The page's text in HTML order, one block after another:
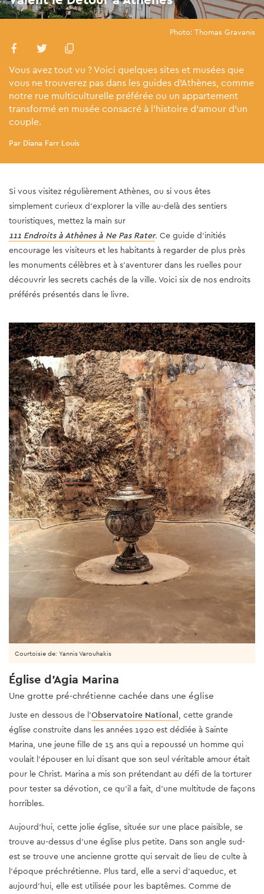
Photo: Thomas Gravanis
Vous avez tout vu ? Voici quelques sites et musées que
vous ne trouverez pas dans les guides d’Athènes, comme
notre rue multiculturelle préférée ou un appartement
transformé en musée consacré à l'histoire d'amour d'un
couple.
Par Diana Farr Louis
Si vous visitez régulièrement Athènes, ou si vous êtes
simplement curieux d'explorer la ville au-delà des sentiers
touristiques, mettez la main sur
111 Endroits à Athènes à Ne Pas Rater. Ce guide d'initiés
encourage les visiteurs et les habitants à regarder de plus près
les monuments célèbres et à s'aventurer dans les ruelles pour
découvrir les secrets cachés de la ville. Voici six de nos endroits
préférés présentés dans le livre.
Église d'Agia Marina
Une grotte pré-chrétienne cachée dans une église
Juste en dessous de l'Observatoire National , cette grande
église construite dans les années 1920 est dédiée à Sainte
Marina, une jeune fille de 15 ans qui a repoussé un homme qui
voulait l'épouser en lui disant que son seul véritable amour était
pour le Christ. Marina a mis son prétendant au défi de la torturer
pour tester sa dévotion, ce qu'il a fait, d'une multitude de façons
horribles.
Aujourd'hui, cette jolie église, située sur une place paisible, se
trouve au-dessus d'une église plus petite. Dans son angle sud-
est se trouve une ancienne grotte qui servait de lieu de culte à
l'époque préchrétienne. Plus tard, elle a servi d'aqueduc, et
aujourd'hui, elle est utilisée pour les baptêmes. Comme de
Courtoisie de: Yannis Varouhakis